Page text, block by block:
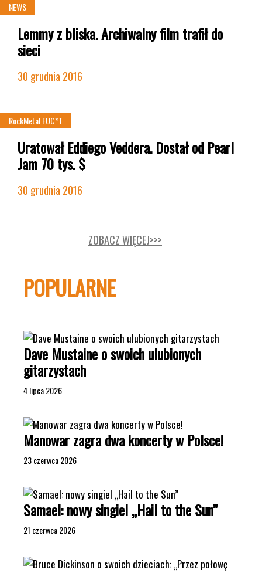
NEWS
Lemmy z bliska. Archiwalny film trafił do
sieci
30 grudnia 2016
NEWS
RockMetal FUC*T
Uratował Eddiego Veddera. Dostał od Pearl
Jam 70 tys. $
30 grudnia 2016
ZOBACZ WIĘCEJ>>>
POPULARNE
Dave Mustaine o swoich ulubionych
gitarzystach
4 lipca 2026
Manowar zagra dwa koncerty w Polsce!
23 czerwca 2026
Samael: nowy singiel „Hail to the Sun”
21 czerwca 2026